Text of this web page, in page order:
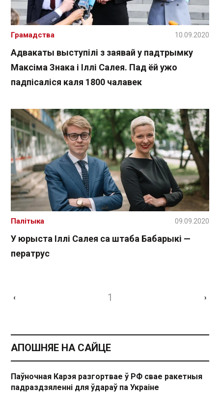
Адвакаты выступілі з заявай у падтрымку
Максіма Знака і Іллі Салея. Пад ёй ужо
падпісаліся каля 1800 чалавек
Грамадства 10.09.2020
У юрыста Іллі Салея са штаба Бабарыкі —
ператрус
Палітыка 09.09.2020
‹ 1 ›
АПОШНЯЕ НА САЙЦЕ
Паўночная Карэя разгортвае ў РФ свае ракетныя
падраздзяленні для ўдараў па Украіне